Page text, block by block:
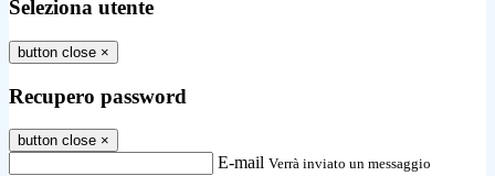
Seleziona utente
button close ×
Recupero password
button close ×
E-mail Verrà inviato un messaggio